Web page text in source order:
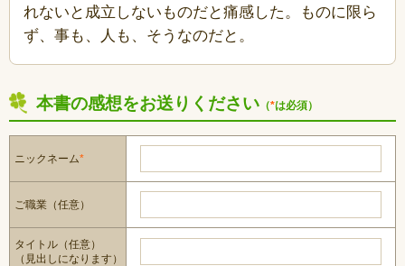
れないと成立しないものだと痛感した。ものに限ら
ず、事も、人も、そうなのだと。
本書の感想をお送りください （*は必須）
ニックネーム*
ご職業（任意）
タイトル（任意）
（見出しになります）